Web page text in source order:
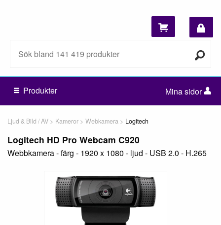
Produkter Mina sidor
Ljud & Bild / AV Kameror Webkamera Logitech
Logitech HD Pro Webcam C920
Webbkamera - färg - 1920 x 1080 - ljud - USB 2.0 - H.265